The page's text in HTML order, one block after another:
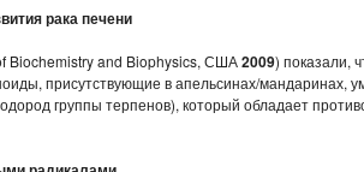
рака печени
Biochemistry and Biophysics, США2009) показали,
присутствующие в апельсинах/
группы терпенов), который обладает